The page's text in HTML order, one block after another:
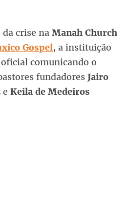
da crise na Manah Church
Gospel, a instituição
comunicando o
fundadores Jairo
e Keila de Medeiros